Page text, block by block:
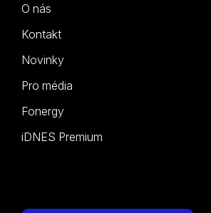
O nás
Kontakt
Novinky
Pro média
Fonergy
iDNES Premium